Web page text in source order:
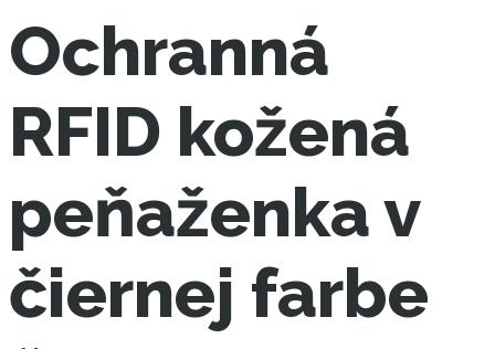
Ochranná
RFID kožená
peňaženka v
čiernej farbe